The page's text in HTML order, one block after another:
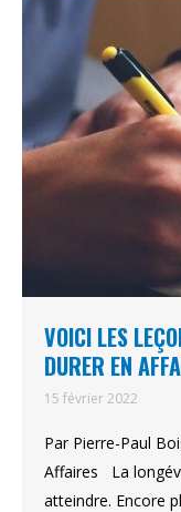
VOICI LES
DURER EN
15 février 2022
Par Pierre-Paul
Affaires La
atteindre. Encore